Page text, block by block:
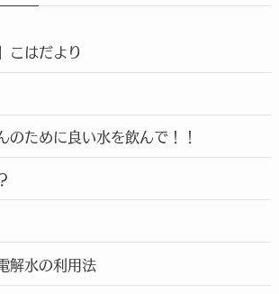
こはだより
のために良い水を飲んで！！
解水の利用法